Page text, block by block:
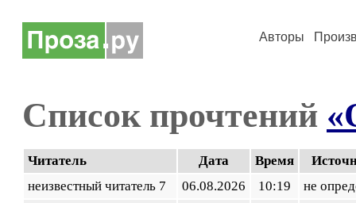
Авторы
Список прочтений
Читатель Дата Время
неизвестный читатель 7
06.08.2026 10:19
не